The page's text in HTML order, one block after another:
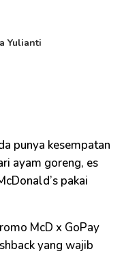
Yulianti
punya kesempatan
ayam goreng, es
pakai
McD x GoPay
yang wajib